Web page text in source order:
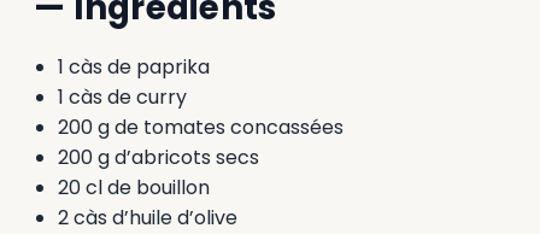
1 càs de paprika
1 càs de curry
200 g de tomates concassées
200 g d’abricots secs
20 cl de bouillon
2 càs d’huile d’olive